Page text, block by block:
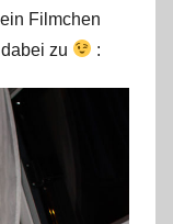
Filmchen
zu
: